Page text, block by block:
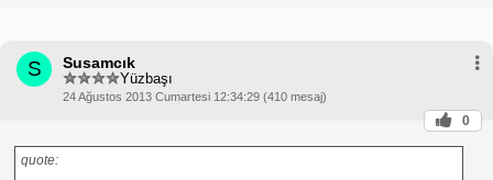
S Susamcık
Yüzbaşı
24 Ağustos 2013 Cumartesi 12:34:29 (410 mesaj)
0
quote: